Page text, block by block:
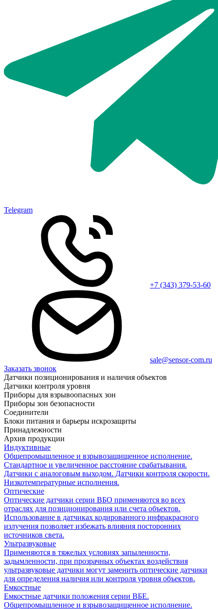
Telegram
+7 (343) 379-53-60
sale@sensor-com.ru
Заказать звонок
Датчики позиционирования и наличия объектов
Датчики контроля уровня
Приборы для взрывоопасных зон
Приборы зон безопасности
Соединители
Блоки питания и барьеры искрозащиты
Принадлежности
Архив продукции
Индуктивные
Общепромышленное и взрывозащищенное исполнение.
Стандартное и увеличенное расстояние срабатывания.
Датчики с аналоговым выходом. Датчики контроля скорости.
Низкотемпературные исполнения.
Оптические
Оптические датчики серии ВБО применяются во всех
отраслях для позиционирования или счета объектов.
Использование в датчиках кодированного инфракрасного
излучения позволяет избежать влияния посторонних
источников света.
Ультразвуковые
Применяются в тяжелых условиях запыленности,
задымленности, при прозрачных объектах воздействия
ультразвуковые датчики могут заменить оптические датчики
для определения наличия или контроля уровня объектов.
Емкостные
Емкостные датчики положения серии ВБЕ.
Общепромышленное и взрывозащищенное исполнение.